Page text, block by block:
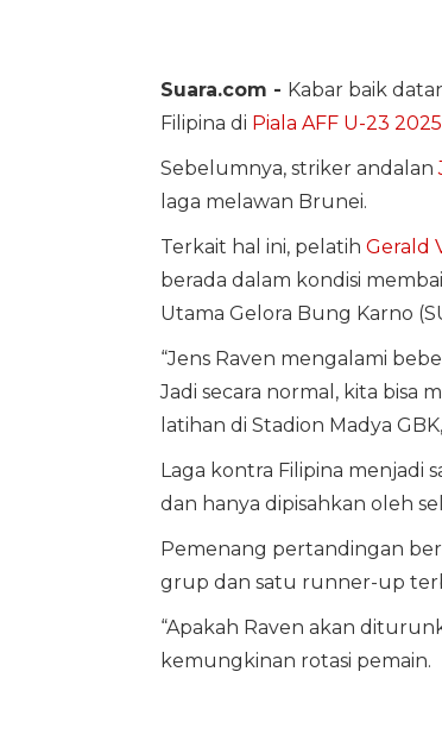
Suara.com - Kabar baik
Filipina di Piala AFF U-23 2025
Sebelumnya, striker andalan
laga melawan Brunei.
Terkait hal ini, pelatih Gerald
berada dalam kondisi
Utama Gelora Bung Karno
“Jens Raven mengalami
Jadi secara normal, kita bisa
latihan di Stadion Madya
Laga kontra Filipina menjadi
dan hanya dipisahkan oleh
Pemenang pertandingan
grup dan satu runner-up
“Apakah Raven akan
kemungkinan rotasi pemain.